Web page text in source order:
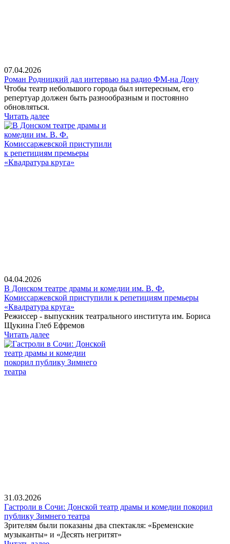
07.04.2026
Роман Родницкий дал интервью на радио ФМ-на Дону
Чтобы театр небольшого города был интересным, его
репертуар должен быть разнообразным и постоянно
обновляться.
Читать далее
04.04.2026
В Донском театре драмы и комедии им. В. Ф.
Комиссаржевской приступили к репетициям премьеры
«Квадратура круга»
Режиссер - выпускник театрального института им. Бориса
Щукина Глеб Ефремов
Читать далее
31.03.2026
Гастроли в Сочи: Донской театр драмы и комедии покорил
публику Зимнего театра
Зрителям были показаны два спектакля: «Бременские
музыканты» и «Десять негритят»